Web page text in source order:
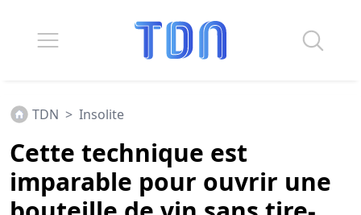
TDN > Insolite
Cette technique est
imparable pour ouvrir une